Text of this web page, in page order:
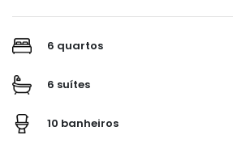
6 quartos
6 suítes
10 banheiros